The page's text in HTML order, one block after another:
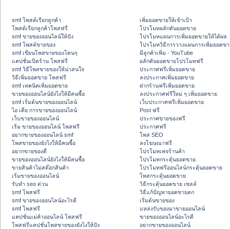
smf โพสต์เรียกลูกค้า
โพสต์เรียกลูกค้าโพสฟรี
smf ขายของออนไลน์ให้ปัง
smf โพสต์ขายของ
smf เขียนโพสขายของโดนๆ
แคปชั่นเปิดร้าน โพสฟรี
smf วิธีโพสขายของให้น่าสนใจ
วิธีเพิ่มยอดขาย โพสฟรี
smf เทคนิคเพิ่มยอดขาย
ขายของออนไลน์ยังไงให้มีคนซื้อ
smf เริ่มต้นขายของออนไลน์
ไอ เดีย การขายของออนไลน์
เว็บขายของออนไลน์
เริ่ม ขายของออนไลน์ โพสฟรี
อยากขายของออนไลน์ smf
โพสขายของยังไงให้มีคนซื้อ
อยากขายของดี
ขายของออนไลน์ยังไงให้มีคนซื้อ
ขายสินค้าไม่สต๊อกสินค้า
เริ่มขายของออนไลน์
รับทำ seo ด่วน
smf โพสฟรี
smf ขายของออนไลน์อะไรดี
smf โพสฟรี
แคปชั่นแม่ค้าออนไลน์ โพสฟรี
โพสฟรีแคปชั่นโพสขายของยังไงให้ปัง
เพิ่มยอดขายให้เข้าเป้า
โปรโมทผลักดันยอดขาย
โปรโมทแผนการเพิ่มยอดขายให้ได้ผล
โปรโมทวิธีการวางแผนการเพิ่มยอดข
มีลูกค้าเพิ่ม - YouTube
ผลักดันยอดขายโปรโมทฟรี
ประกาศฟรีเพิ่มยอดขาย
ลงประกาศเพิ่มยอดขาย
ฝากร้านฟรีเพิ่มยอดขาย
ลงประกาศฟรีใหม่ ๆ เพิ่มยอดขาย
เว็บประกาศฟรีเพิ่มยอดขาย
Post ฟรี
ประกาศขายของฟรี
ประกาศฟรี
โพส SEO
ลงโฆษณาฟรี
โปรโมทเพจร้านค้า
โปรโมทกระตุ้นยอดขาย
โปรโมทฟรีออนไลน์กระตุ้นยอดขาย
โพสกระตุ้นยอดขาย
วิธีกระตุ้นยอดขาย เซลล์
วิธีแก้ปัญหายอดขายตก
เริ่มต้นขายของ
แหล่งรับของมาขายออนไลน์
ขายของออนไลน์อะไรดี
อยากขายของออนไลน์